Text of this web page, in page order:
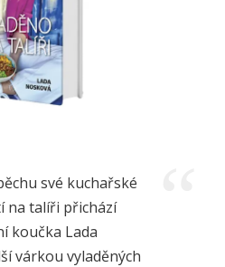
své kuchařské
na talíři přichází
koučka Lada
várkou vyladěných